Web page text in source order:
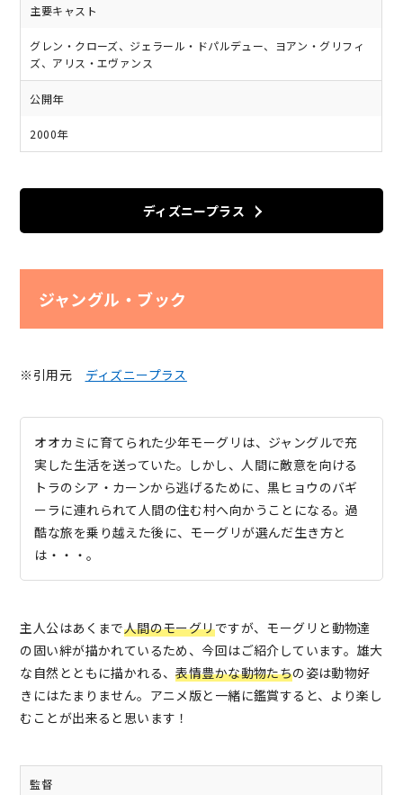
主要キャスト
グレン・クローズ、ジェラール・ドパルデュー、ヨアン・グリフィ
ズ、アリス・エヴァンス
公開年
2000年
ディズニープラス
ジャングル・ブック
※引用元 ディズニープラス
オオカミに育てられた少年モーグリは、ジャングルで充
実した生活を送っていた。しかし、人間に敵意を向ける
トラのシア・カーンから逃げるために、黒ヒョウのバギ
ーラに連れられて人間の住む村へ向かうことになる。過
酷な旅を乗り越えた後に、モーグリが選んだ生き方と
は・・・。
主人公はあくまで人間のモーグリですが、モーグリと動物達
の固い絆が描かれているため、今回はご紹介しています。雄大
な自然とともに描かれる、表情豊かな動物たちの姿は動物好
きにはたまりません。アニメ版と一緒に鑑賞すると、より楽し
むことが出来ると思います！
監督